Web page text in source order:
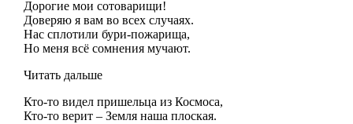
Дорогие мои сотоварищи!
Доверяю я вам во всех случаях.
Нас сплотили бури-пожарища,
Но меня всё сомнения мучают.
Читать дальше
Кто-то видел пришельца из Космоса,
Кто-то верит – Земля наша плоская.